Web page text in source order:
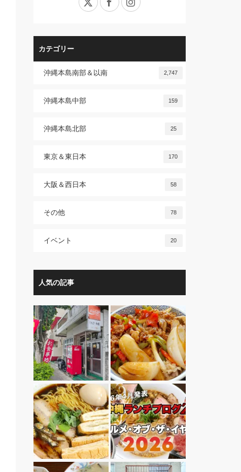
カテゴリー
沖縄本島南部＆以南 2,747
沖縄本島中部 159
沖縄本島北部 25
東京＆東日本 170
大阪＆西日本 58
その他 78
イベント 20
人気の記事